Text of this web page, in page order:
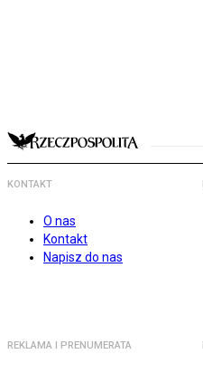
KONTAKT
O nas
Kontakt
Napisz do nas
REKLAMA I PRENUMERATA